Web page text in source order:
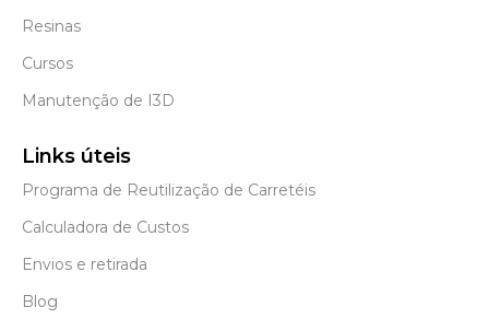
Resinas
Cursos
Manutenção de I3D
Links úteis
Programa de Reutilização de Carretéis
Calculadora de Custos
Envios e retirada
Blog